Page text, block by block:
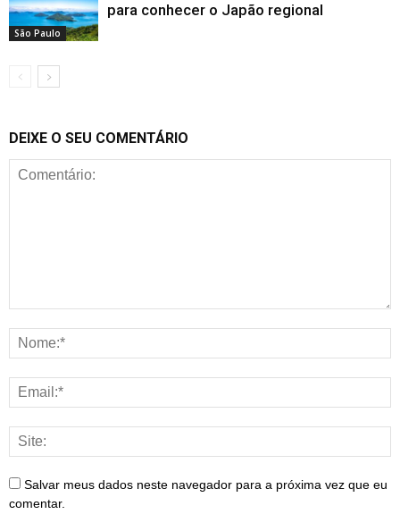
São Paulo
para conhecer o Japão regional
DEIXE O SEU COMENTÁRIO
Salvar meus dados neste navegador para a próxima vez que eu
comentar.